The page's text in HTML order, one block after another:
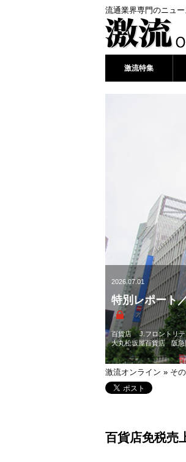
流通業界専門のニュー
激流特集
2026.07.01
特別レポート
百貨店 J.フロントリ
大丸松坂屋百貨店
阪急
激流オンライン » そ
百貨店免税売